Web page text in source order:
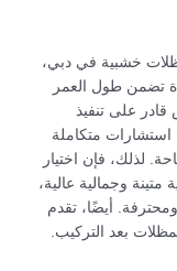
خشبية في دبي،
تضمن طول العمر
على تنفيذ
استشارات متكاملة
لذلك، فإن اختيار
وجمالية عالية،
أيضًا، تقدم
بعد التركيب.